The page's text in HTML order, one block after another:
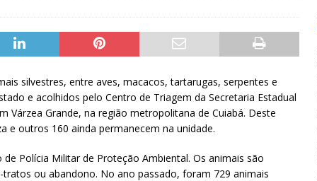
silvestres, entre aves, macacos, tartarugas, serpentes e
e acolhidos pelo Centro de Triagem da Secretaria Estadual
Várzea Grande, na região metropolitana de Cuiabá. Deste
e outros 160 ainda permanecem na unidade.
Polícia Militar de Proteção Ambiental. Os animais são
ou abandono. No ano passado, foram 729 animais